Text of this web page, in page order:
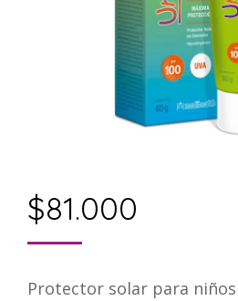
$81.000
Protector solar para